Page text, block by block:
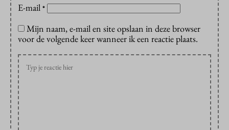
E-mail *
Mijn naam, e-mail en site opslaan in deze browser
voor de volgende keer wanneer ik een reactie plaats.